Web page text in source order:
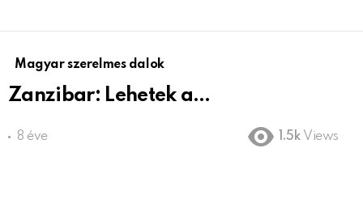
Magyar szerelmes dalok
Zanzibar: Lehetek a…
8 éve 1.5k Views